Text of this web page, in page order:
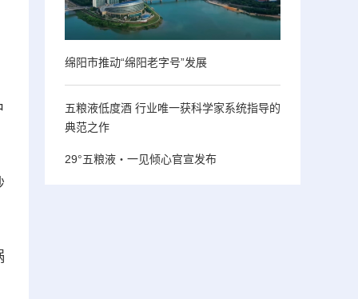
绵阳市推动“绵阳老字号”发展
五粮液低度酒 行业唯一获科学家系统指导的
典范之作
29°五粮液・一见倾心官宣发布